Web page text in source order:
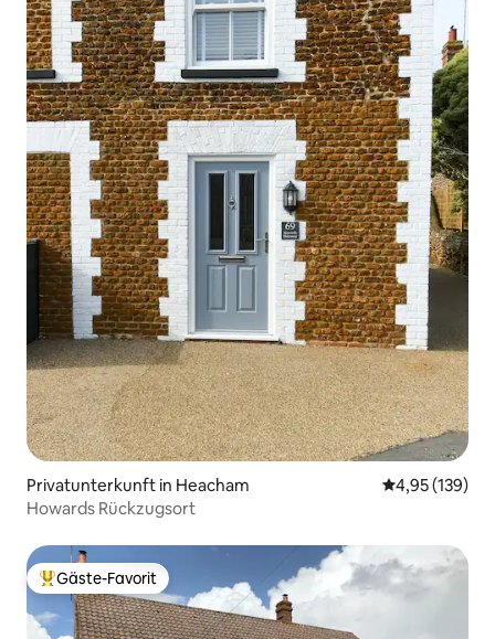
Privatunterkunft in Heacham
4,95 (139)
Howards Rückzugsort
Beliebter Gäste-Favorit.
Gäste-Favorit